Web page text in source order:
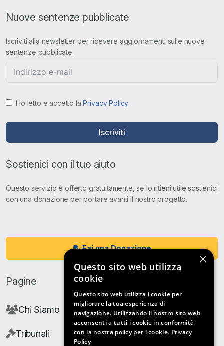
Nuove sentenze pubblicate
Iscriviti alla newsletter per ricevere aggiornamenti sulle nuove
sentenze pubblicate.
Ho letto e accetto laPrivacy Policy
Iscriviti
Sostienici con il tuo aiuto
Questo servizio è offerto gratuitamente, se lo ritieni utile sostienici
con una donazione per portare avanti il nostro progetto.
Fai una Donazione
Pagine
Chi Siamo
Tribunali
×
Questo sito web utilizza
cookie
Questo sito web utilizza i cookie per
migliorare la tua esperienza di
navigazione. Utilizzando il nostro sito web
acconsenti a tutti i cookie in conformità
con la nostra policy per i cookie. Privacy
Policy